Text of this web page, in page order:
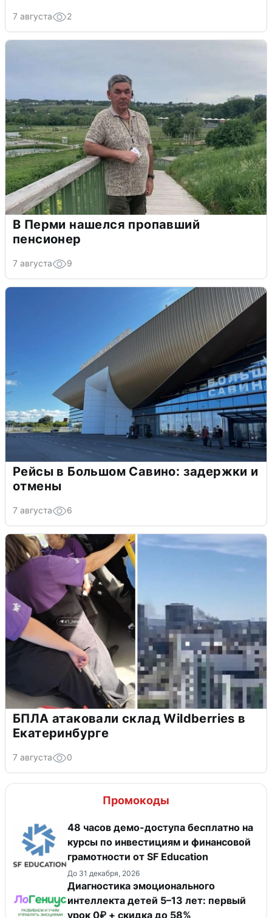
7 августа 2
В Перми нашелся пропавший
пенсионер
7 августа 9
Рейсы в Большом Савино: задержки и
отмены
7 августа 6
БПЛА атаковали склад Wildberries в
Екатеринбурге
7 августа 0
Промокоды
48 часов демо-доступа бесплатно на
курсы по инвестициям и финансовой
грамотности от SF Education
До 31 декабря, 2026
Диагностика эмоционального
интеллекта детей 5–13 лет: первый
урок 0₽ + скидка до 58%